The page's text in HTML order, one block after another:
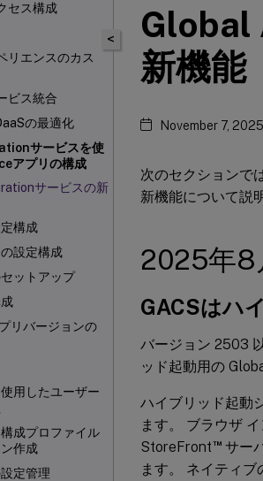
セス構成
リエンスのカス
ビス統合
の最適化
サービスを使
アプリの構成
サービスの新
構成
設定構成
ットアップ
リバージョンの
用したユーザー
成プロファイル
作成
定管理
<
Global
新機能
November 7, 2025
次のセクションで
新機能について説
2025年8
GACSはハ
バージョン 2503
ッド起動用の
ハイブリッド起動
ます。 ブラウザ
StoreFront™サー
ます。 ネイティ